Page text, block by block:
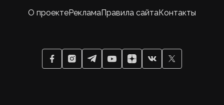
О проектеРекламаПравила сайтаКонтакты